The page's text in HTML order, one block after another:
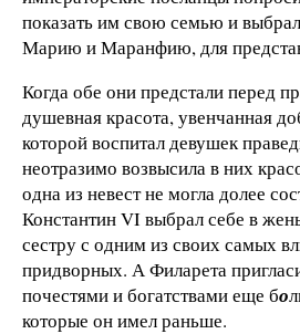
показать им свою семью и
Марию и Маранфию, для
Когда обе они предстали перед
душевная красота, увенчанная
которой воспитал девушек
неотразимо возвысила в них
одна из невест не могла долее
Константин VI выбрал себе в
сестру с одним из своих самых
придворных. А Филарета
почестями и богатствами еще бо
которые он имел раньше.